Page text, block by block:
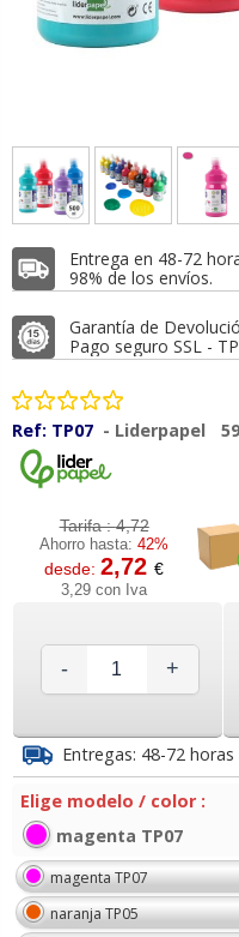
Entrega en 48-72
98% de los envíos.
Garantía de
Pago seguro SSL -
Ref: TP07 - Liderpapel
Tarifa :4,72
Ahorro hasta:42%
desde:2,72€
3,29 con Iva
- +
Entregas: 48-72 horas
Elige modelo / color :
magenta TP07
magenta TP07
naranja TP05